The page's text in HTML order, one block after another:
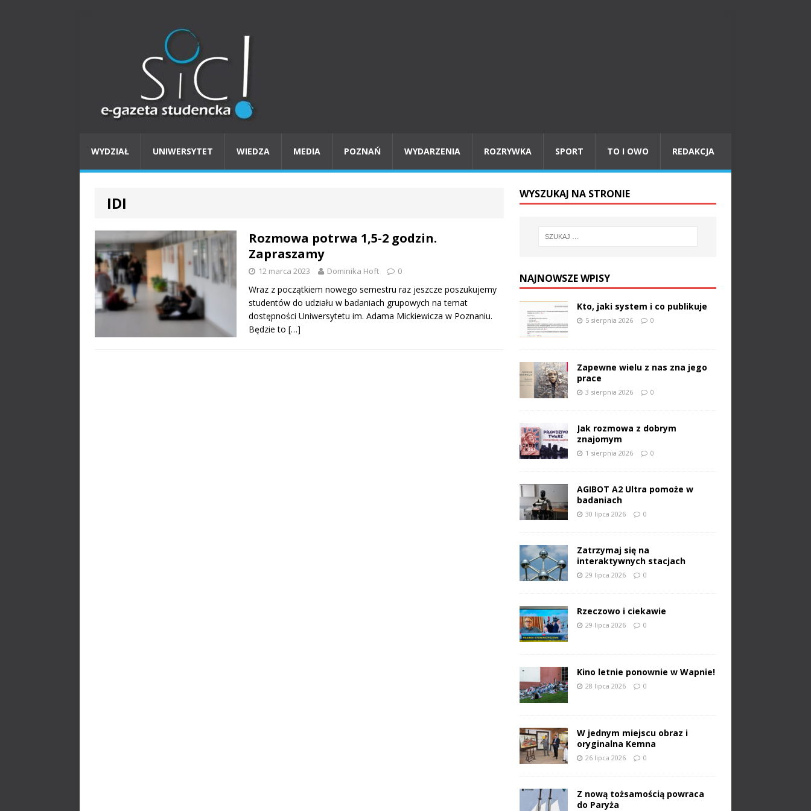
WYDZIAŁ UNIWERSYTET WIEDZA MEDIA POZNAŃ WYDARZENIA ROZRYWKA SPORT TO I OWO REDAKCJA
IDI
Rozmowa potrwa 1,5-2 godzin.
Zapraszamy
12 marca 2023 Dominika Hoft 0
Wraz z początkiem nowego semestru raz jeszcze poszukujemy
studentów do udziału w badaniach grupowych na temat
dostępności Uniwersytetu im. Adama Mickiewicza w Poznaniu.
Będzie to […]
WYSZUKAJ NA STRONIE
NAJNOWSZE WPISY
Kto, jaki system i co publikuje
5 sierpnia 2026 0
Zapewne wielu z nas zna jego
prace
3 sierpnia 2026 0
Jak rozmowa z dobrym
znajomym
1 sierpnia 2026 0
AGIBOT A2 Ultra pomoże w
badaniach
30 lipca 2026 0
Zatrzymaj się na
interaktywnych stacjach
29 lipca 2026 0
Rzeczowo i ciekawie
29 lipca 2026 0
Kino letnie ponownie w Wapnie!
28 lipca 2026 0
W jednym miejscu obraz i
oryginalna Kemna
26 lipca 2026 0
Z nową tożsamością powraca
do Paryża